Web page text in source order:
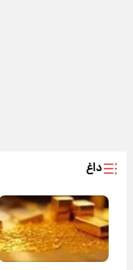
داغ